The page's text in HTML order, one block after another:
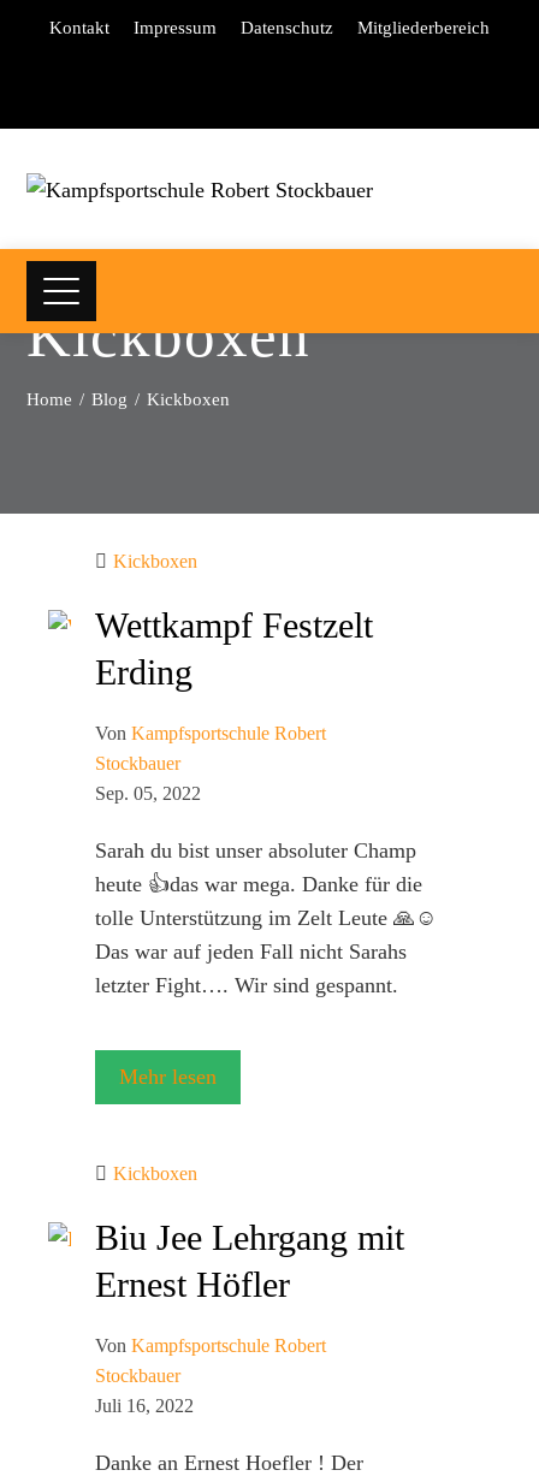
Kontakt Impressum Datenschutz Mitgliederbereich
Kickboxen
Home Blog Kickboxen
Kickboxen
Wettkampf Festzelt
Erding
Von Kampfsportschule Robert
Stockbauer
Sep. 05, 2022
Sarah du bist unser absoluter Champ
heute 👍das war mega. Danke für die
tolle Unterstützung im Zelt Leute 🙏☺️
Das war auf jeden Fall nicht Sarahs
letzter Fight…. Wir sind gespannt.
Mehr lesen
Kickboxen
Biu Jee Lehrgang mit
Ernest Höfler
Von Kampfsportschule Robert
Stockbauer
Juli 16, 2022
Danke an Ernest Hoefler ! Der